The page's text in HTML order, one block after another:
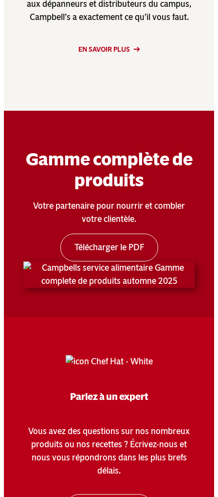
aux dépanneurs et distributeurs du campus,
Campbell’s a exactement ce qu’il vous faut.
EN SAVOIR PLUS
Gamme complète de
produits
Votre partenaire pour nourrir et combler
votre clientèle.
Télécharger le PDF
Parlez à un expert
Vous avez des questions sur nos nombreux
produits ou nos recettes ? Écrivez-nous et
nous vous répondrons dans les plus brefs
délais.